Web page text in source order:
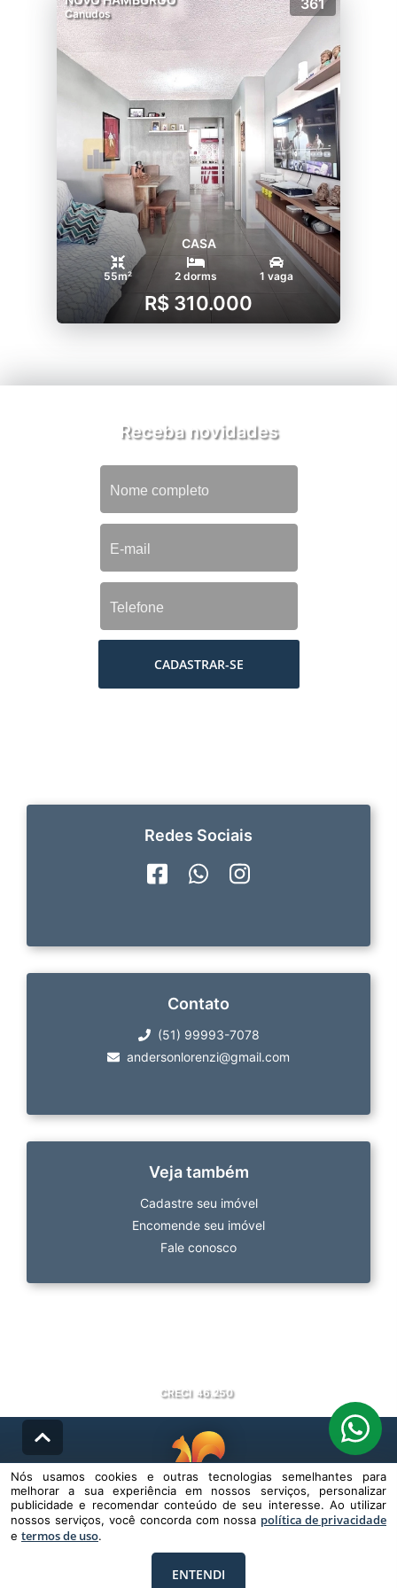
Canudos
361
CASA
55m² 2 dorms 1 vaga
R$ 310.000
Receba novidades
CADASTRAR-SE
Redes Sociais
Contato
(51) 99993-7078
andersonlorenzi@gmail.com
Veja também
Cadastre seu imóvel
Encomende seu imóvel
Fale conosco
CRECI 46.250
© DESENVOLVIDO PELAAGIL.NET
Nós usamos cookies e outras tecnologias semelhantes para melhorar a
sua experiência em nossos serviços, personalizar publicidade e
Nós usamos cookies e outras tecnologias semelhantes para
melhorar a sua experiência em nossos serviços, personalizar
publicidade e recomendar conteúdo de seu interesse. Ao utilizar
nossos serviços, você concorda com nossa política de privacidade
e termos de uso.
ENTENDI